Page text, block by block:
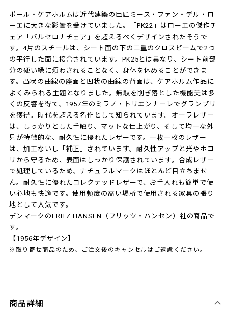
ポール・ケアホルムは近代建築の巨匠ミース・ファン・デル・ロ
ーエに大きな影響を受けていました。「PK22」はローエの傑作チ
ェア「バルセロナチェア」を超えるべくデザインされたそうで
す。4片のスチールは、シート面の下の二重のクロスビームで2つ
の平行した面に接合されています。PK25とは異なり、シート前部
分の硬い縁に煩わされることなく、身体を休めることができま
す。凸状の曲線の座面と凹状の曲線の背面は、ケアホルム作品に
よくみられる主題となりました。無駄を削ぎ落とした機能美は多
くの反響を得て、1957年のミラノ・トリエンナーレでグランプリ
を獲得。時代を超える名作として知られています。オーラレザー
は、しっかりとした手触り、マットな仕上がり、そして均一な外
見が特徴的な、耐久性に優れたレザーです。一枚一枚のレザー
は、加工ないし「補正」されています。耐久性アップと光やホコ
リから守るため、表面はしっかり保護されています。合成レザー
で処理しているため、ナチュラルマークはほとんど目立ちませ
ん。耐久性に優れたコレクテッドレザーで、お手入れも簡単で使
い心地も快適です。使用頻度の高い場所で使用される家具の張り
地として人気です。
デンマークのFRITZ HANSEN（フリッツ・ハンセン）社の商品で
す。
【1956年デザイン】
※取り寄せ商品のため、ご注文後のキャンセルはご遠慮ください。
商品詳細